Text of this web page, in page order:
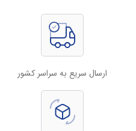
ارسال سریع به سراسر کشور